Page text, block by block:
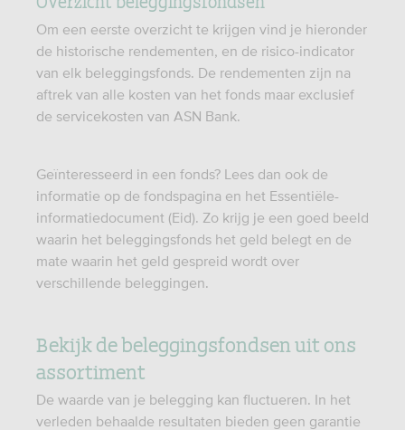
Om een eerste overzicht te krijgen vind je hieronder
de historische rendementen, en de risico-indicator
van elk beleggingsfonds. De rendementen zijn na
aftrek van alle kosten van het fonds maar exclusief
de servicekosten van ASN Bank.
Geïnteresseerd in een fonds? Lees dan ook de
informatie op de fondspagina en het Essentiële-
informatiedocument (Eid). Zo krijg je een goed beeld
waarin het beleggingsfonds het geld belegt en de
mate waarin het geld gespreid wordt over
verschillende beleggingen.
Bekijk de beleggingsfondsen uit ons
assortiment
De waarde van je belegging kan fluctueren. In het
verleden behaalde resultaten bieden geen garantie